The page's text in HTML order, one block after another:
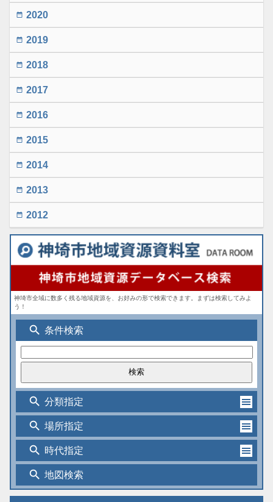
date_range 2020
date_range 2019
date_range 2018
date_range 2017
date_range 2016
date_range 2015
date_range 2014
date_range 2013
date_range 2012
神埼市全域に数多く残る地域資源を、お好みの形で検索できます。まずは検索してみよ
う！
search 条件検索
search 分類指定
search 場所指定
search 時代指定
search 地図検索